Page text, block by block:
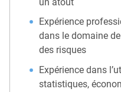
Expérience
dans le domaine
des risques
Expérience dans
statistiques,